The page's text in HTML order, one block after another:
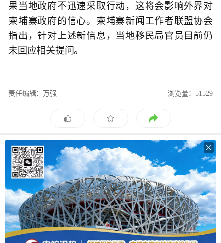
果当地政府不迅速采取行动，这将会影响外界对
柬埔寨政府的信心。柬埔寨新闻工作者联盟协会
指出，针对上述新信息，当地移民局官员目前仍
未回应相关提问。
责任编辑：万强 浏览量：51529
